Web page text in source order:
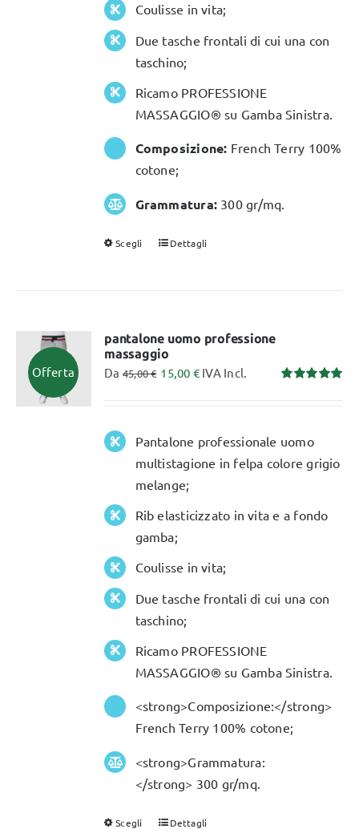
Coulisse in vita;
Due tasche frontali di cui una con
taschino;
Ricamo PROFESSIONE
MASSAGGIO® su Gamba Sinistra.
Composizione: French Terry 100%
cotone;
Grammatura: 300 gr/mq.
Scegli
Questo
varianti.
Le
opzioni
scelte
nella
pagina
del
prodotto
Dettagli
Offerta
pantalone uomo professione
massaggio
Da45,00€ 15,00 € IVA Incl.
Pantalone professionale uomo
multistagione in felpa colore grigio
melange;
Rib elasticizzato in vita e a fondo
gamba;
Coulisse in vita;
Due tasche frontali di cui una con
taschino;
Ricamo PROFESSIONE
MASSAGGIO® su Gamba Sinistra.
<strong>Composizione:</strong>
French Terry 100% cotone;
<strong>Grammatura:
</strong> 300 gr/mq.
Scegli Questo
Dettagli